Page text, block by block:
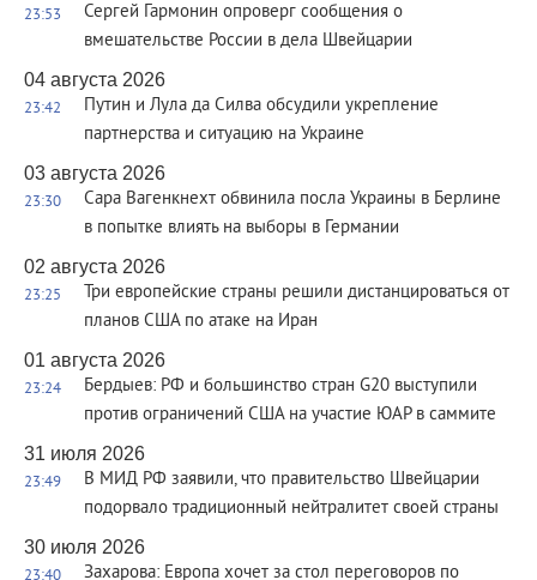
23:53
Сергей Гармонин опроверг сообщения о
вмешательстве России в дела Швейцарии
04 августа 2026
23:42
Путин и Лула да Силва обсудили укрепление
партнерства и ситуацию на Украине
03 августа 2026
23:30
Сара Вагенкнехт обвинила посла Украины в Берлине
в попытке влиять на выборы в Германии
02 августа 2026
23:25
Три европейские страны решили дистанцироваться от
планов США по атаке на Иран
01 августа 2026
23:24
Бердыев: РФ и большинство стран G20 выступили
против ограничений США на участие ЮАР в саммите
31 июля 2026
23:49
В МИД РФ заявили, что правительство Швейцарии
подорвало традиционный нейтралитет своей страны
30 июля 2026
Захарова: Европа хочет за стол переговоров по